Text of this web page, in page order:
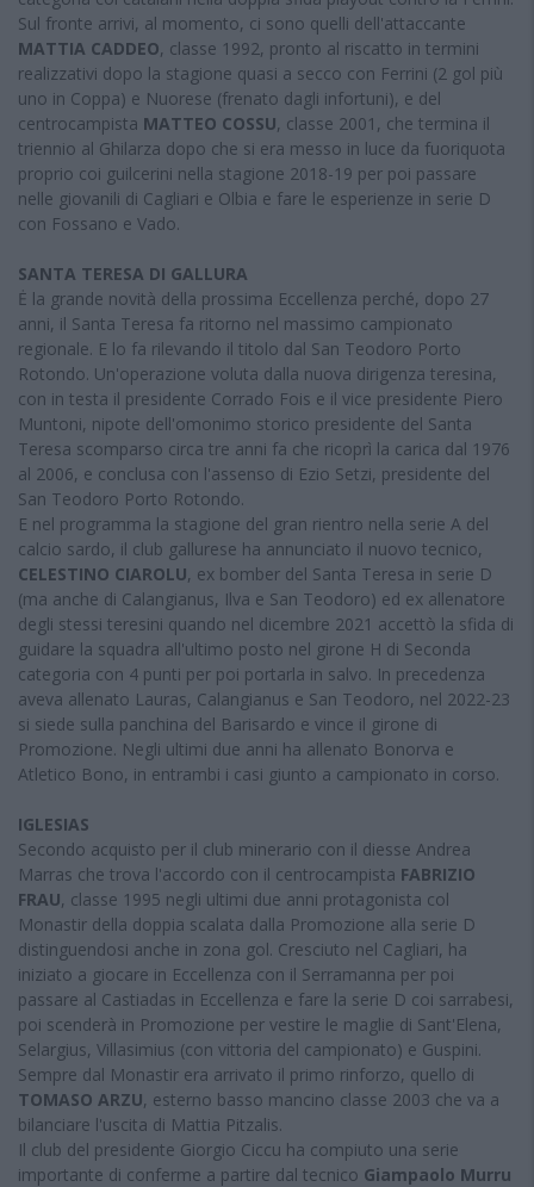
Sul fronte arrivi, al momento, ci sono quelli dell'attaccante
MATTIA CADDEO, classe 1992, pronto al riscatto in termini
realizzativi dopo la stagione quasi a secco con Ferrini (2 gol più
uno in Coppa) e Nuorese (frenato dagli infortuni), e del
centrocampista MATTEO COSSU, classe 2001, che termina il
triennio al Ghilarza dopo che si era messo in luce da fuoriquota
proprio coi guilcerini nella stagione 2018-19 per poi passare
nelle giovanili di Cagliari e Olbia e fare le esperienze in serie D
con Fossano e Vado.
SANTA TERESA DI GALLURA
Ė la grande novità della prossima Eccellenza perché, dopo 27
anni, il Santa Teresa fa ritorno nel massimo campionato
regionale. E lo fa rilevando il titolo dal San Teodoro Porto
Rotondo. Un'operazione voluta dalla nuova dirigenza teresina,
con in testa il presidente Corrado Fois e il vice presidente Piero
Muntoni, nipote dell'omonimo storico presidente del Santa
Teresa scomparso circa tre anni fa che ricoprì la carica dal 1976
al 2006, e conclusa con l'assenso di Ezio Setzi, presidente del
San Teodoro Porto Rotondo.
E nel programma la stagione del gran rientro nella serie A del
calcio sardo, il club gallurese ha annunciato il nuovo tecnico,
CELESTINO CIAROLU, ex bomber del Santa Teresa in serie D
(ma anche di Calangianus, Ilva e San Teodoro) ed ex allenatore
degli stessi teresini quando nel dicembre 2021 accettò la sfida di
guidare la squadra all'ultimo posto nel girone H di Seconda
categoria con 4 punti per poi portarla in salvo. In precedenza
aveva allenato Lauras, Calangianus e San Teodoro, nel 2022-23
si siede sulla panchina del Barisardo e vince il girone di
Promozione. Negli ultimi due anni ha allenato Bonorva e
Atletico Bono, in entrambi i casi giunto a campionato in corso.
IGLESIAS
Secondo acquisto per il club minerario con il diesse Andrea
Marras che trova l'accordo con il centrocampista FABRIZIO
FRAU, classe 1995 negli ultimi due anni protagonista col
Monastir della doppia scalata dalla Promozione alla serie D
distinguendosi anche in zona gol. Cresciuto nel Cagliari, ha
iniziato a giocare in Eccellenza con il Serramanna per poi
passare al Castiadas in Eccellenza e fare la serie D coi sarrabesi,
poi scenderà in Promozione per vestire le maglie di Sant'Elena,
Selargius, Villasimius (con vittoria del campionato) e Guspini.
Sempre dal Monastir era arrivato il primo rinforzo, quello di
TOMASO ARZU, esterno basso mancino classe 2003 che va a
bilanciare l'uscita di Mattia Pitzalis.
Il club del presidente Giorgio Ciccu ha compiuto una serie
importante di conferme a partire dal tecnico Giampaolo Murru